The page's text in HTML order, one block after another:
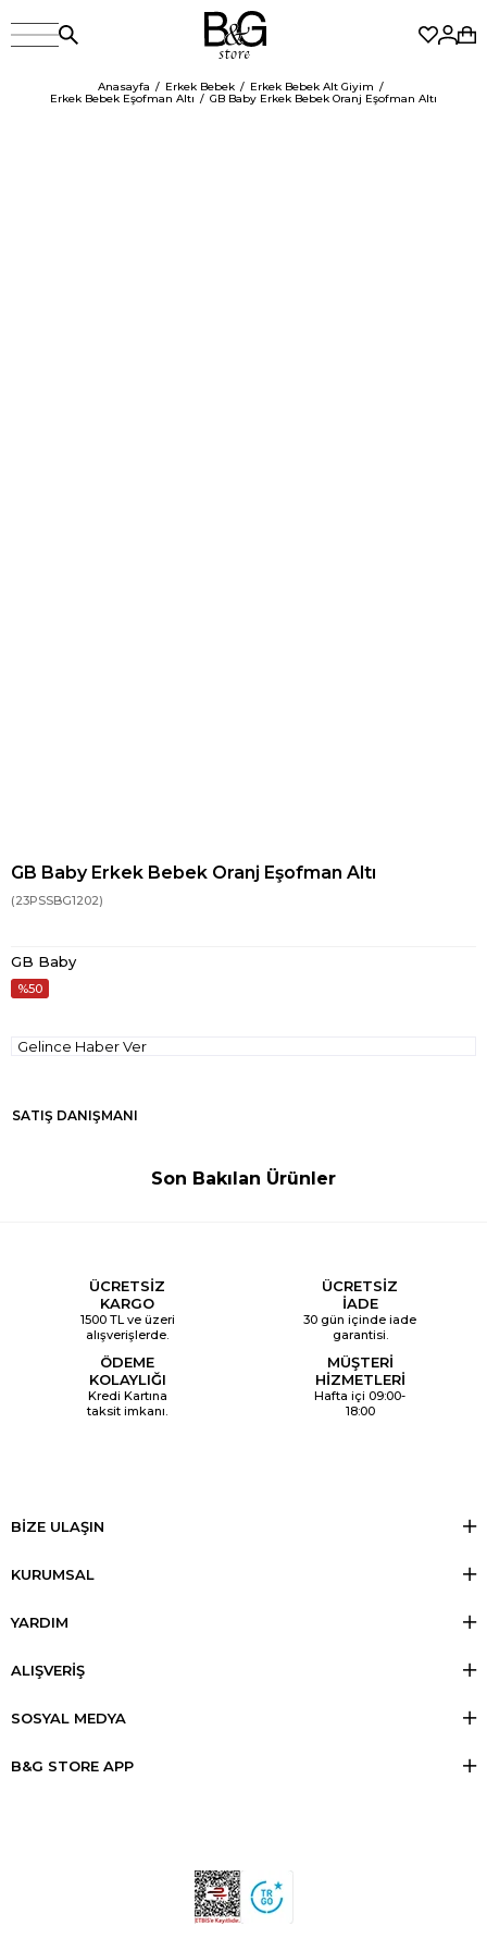
Anasayfa Erkek Bebek
Erkek Bebek Alt Giyim
Erkek Bebek Eşofman Altı
GB Baby Erkek Bebek Oranj Eşofman Altı
GB Baby Erkek Bebek Oranj Eşofman Altı
(23PSSBG1202)
GB Baby
50
Gelince Haber Ver
SATIŞ DANIŞMANI
Son Bakılan Ürünler
ÜCRETSİZ
KARGO
1500 TL ve üzeri
alışverişlerde.
ÜCRETSİZ
İADE
30 gün içinde iade
garantisi.
ÖDEME
KOLAYLIĞI
Kredi Kartına
taksit imkanı.
MÜŞTERİ
HİZMETLERİ
Hafta içi 09:00-
18:00
BİZE ULAŞIN
KURUMSAL
YARDIM
ALIŞVERİŞ
SOSYAL MEDYA
B&G STORE APP